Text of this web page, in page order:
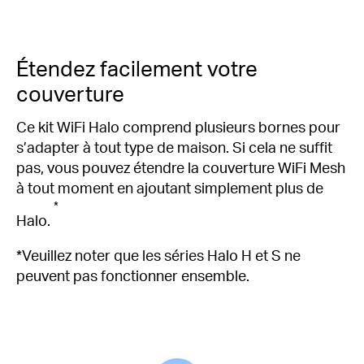
Étendez facilement votre
couverture
Ce kit WiFi Halo comprend plusieurs bornes pour
s’adapter à tout type de maison. Si cela ne suffit
pas, vous pouvez étendre la couverture WiFi Mesh
à tout moment en ajoutant simplement plus de
Halo.
*
*Veuillez noter que les séries Halo H et S ne
peuvent pas fonctionner ensemble.